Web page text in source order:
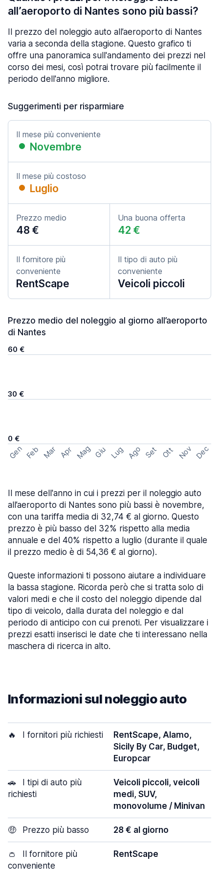
all’aeroporto di Nantes sono più bassi?
Il prezzo del noleggio auto all’aeroporto di Nantes
varia a seconda della stagione. Questo grafico ti
offre una panoramica sull'andamento dei prezzi nel
corso dei mesi, così potrai trovare più facilmente il
periodo dell'anno migliore.
Suggerimenti per risparmiare
Il mese più conveniente
Novembre
Il mese più costoso
Luglio
Prezzo medio
48 €
Una buona offerta
42 €
Il fornitore più
conveniente
RentScape
Il tipo di auto più
conveniente
Veicoli piccoli
Prezzo medio del noleggio al giorno all’aeroporto
di Nantes
60 €
30 €
0 €
Gen Feb Mar Apr Mag Giu Lug Ago Set Ott Nov Dec
Il mese dell'anno in cui i prezzi per il noleggio auto
all’aeroporto di Nantes sono più bassi è novembre,
con una tariffa media di 32,74 € al giorno. Questo
prezzo è più basso del 32% rispetto alla media
annuale e del 40% rispetto a luglio (durante il quale
il prezzo medio è di 54,36 € al giorno).
Queste informazioni ti possono aiutare a individuare
la bassa stagione. Ricorda però che si tratta solo di
valori medi e che il costo del noleggio dipende dal
tipo di veicolo, dalla durata del noleggio e dal
periodo di anticipo con cui prenoti. Per visualizzare i
prezzi esatti inserisci le date che ti interessano nella
maschera di ricerca in alto.
Informazioni sul noleggio auto
🔥 I fornitori più richiesti
RentScape, Alamo,
Sicily By Car, Budget,
Europcar
🚗
I tipi di auto più
richiesti
Veicoli piccoli, veicoli
medi, SUV,
monovolume / Minivan
🤑 Prezzo più basso 28 € al giorno
👛
Il fornitore più
conveniente
RentScape